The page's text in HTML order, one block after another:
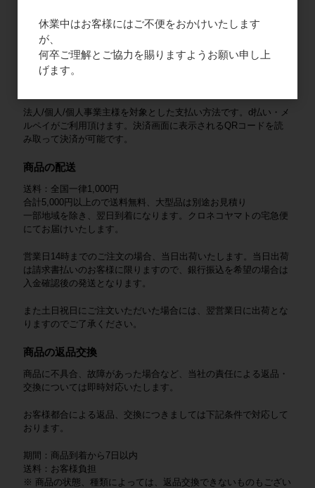
法人/個人/個人事業主様を対象とした支払い方法です。VISA /
Mastercard / JCB / American Express / Diners Club がご利用いた
だけます。
法人/個人/個人事業主様を対象とした支払い方法です。d払い・メ
ルペイがご利用頂けます。決済画面に表示されるQRコードを読
み取って決済が可能です。
商品の配送
送料：全国一律1,000円
合計5,000円以上ので送料無料、大型品は別途お見積り
一部地域を除き、翌日到着になります。クロネコヤマトの宅急便
にてお届けいたします。
営業日14時までのご注文の場合、当日出荷いたします。当日出荷
は請求書払いのお客様に限りますので、銀行振込を希望の場合は
入金確認後の発送となります。
また土日祝日にご注文いただいた場合には、翌営業日に出荷とな
りますのでご了承ください。
商品の返品交換
商品に不具合、故障があった場合など、当社の責任による返品・
交換については即時対応いたします。
お客様都合による返品、交換につきましては下記条件で対応して
おります。
期間：商品到着から7日以内
送料：お客様負担
※ 商品の状態、種類によっては、返品交換できないものもござい
休業中はお客様にはご不便をおかけいたします
が、
何卒ご理解とご協力を賜りますようお願い申し上
げます。